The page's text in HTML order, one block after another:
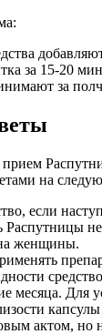
за 15-20
за
на
если
не
женщины.
месяца. Для
актом, но